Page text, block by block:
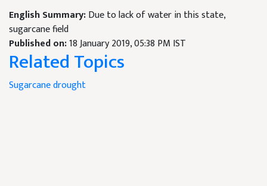
English Summary:Due to lack of water in this state,
sugarcane field
Published on:18 January 2019, 05:38 PM IST
Related Topics
Sugarcanedrought